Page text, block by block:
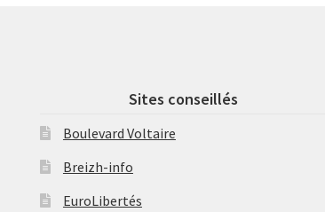
Sites conseillés
Boulevard Voltaire
Breizh-info
EuroLibertés